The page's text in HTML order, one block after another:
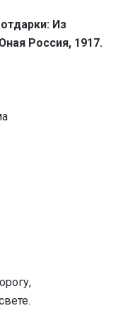
Из
Россия, 1917.